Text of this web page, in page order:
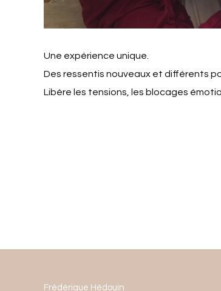
Une expérience unique.
Des ressentis nouveaux et différents
Libère les tensions, les blocages
Frédérique Hédouin